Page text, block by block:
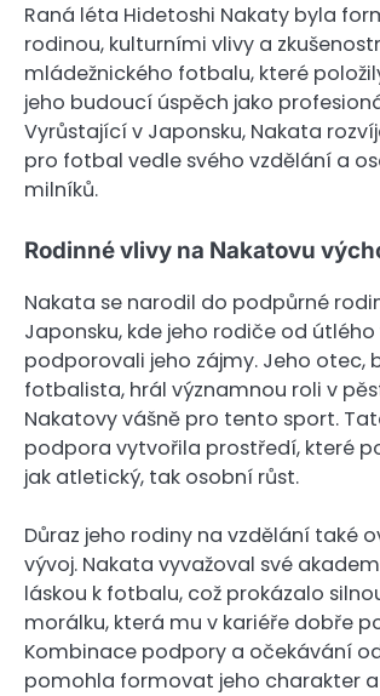
Raná léta Hidetoshi Nakaty byla
rodinou, kulturními vlivy a
mládežnického fotbalu, které
jeho budoucí úspěch jako
Vyrůstající v Japonsku, Nakata
pro fotbal vedle svého vzdělání a
milníků.
Rodinné vlivy na Nakatovu
Nakata se narodil do podpůrné
Japonsku, kde jeho rodiče od útlého
podporovali jeho zájmy. Jeho otec,
fotbalista, hrál významnou roli v
Nakatovy vášně pro tento sport.
podpora vytvořila prostředí, které
jak atletický, tak osobní růst.
Důraz jeho rodiny na vzdělání také
vývoj. Nakata vyvažoval své
láskou k fotbalu, což prokázalo
morálku, která mu v kariéře dobře
Kombinace podpory a očekávání
pomohla formovat jeho charakter